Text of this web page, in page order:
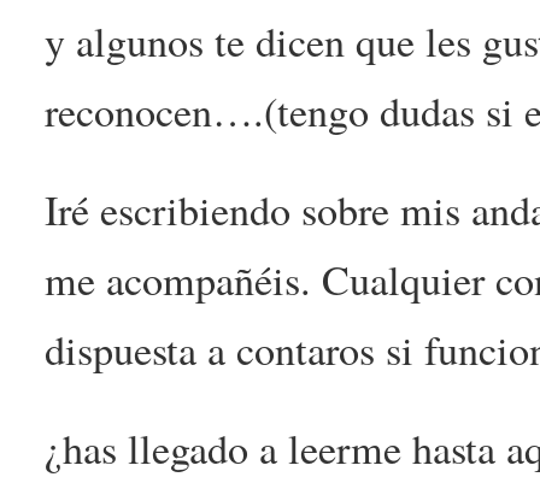
y algunos te dicen que les
reconocen….(tengo dudas si
Iré escribiendo sobre mis
me acompañéis. Cualquier
dispuesta a contaros si
¿has llegado a leerme hasta